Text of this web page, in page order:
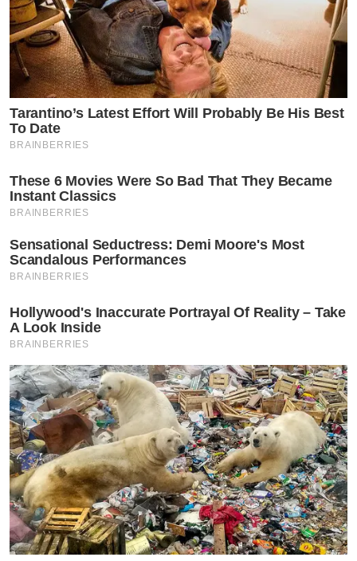
Tarantino’s Latest Effort Will Probably Be His Best
To Date
BRAINBERRIES
These 6 Movies Were So Bad That They Became
Instant Classics
BRAINBERRIES
Sensational Seductress: Demi Moore's Most
Scandalous Performances
BRAINBERRIES
Hollywood's Inaccurate Portrayal Of Reality – Take
A Look Inside
BRAINBERRIES